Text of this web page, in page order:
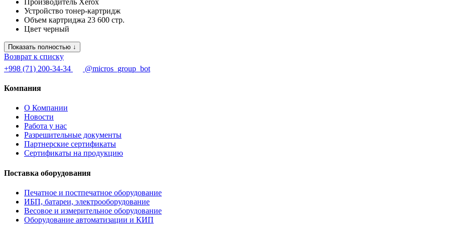
Устройство тонер-картридж
Объем картриджа 23 600 стр.
Цвет черный
Показать полностью ↓
Возврат к списку
+998 (71) 200-34-34
@micros_group_bot
Компания
О Компании
Новости
Работа у нас
Разрешительные документы
Партнерские сертификаты
Сертификаты на продукцию
Поставка оборудования
Печатное и постпечатное оборудование
ИБП, батареи, электрооборудование
Весовое и измерительное оборудование
Оборудование автоматизации и КИП